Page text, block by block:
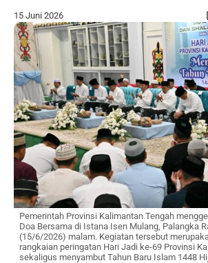
15 Juni 2026
Pemerintah Provinsi Kalimantan Tengah
Doa Bersama di Istana Isen Mulang, Palangka
(15/6/2026) malam. Kegiatan tersebut
rangkaian peringatan Hari Jadi ke-69 Provinsi
sekaligus menyambut Tahun Baru Islam 1448